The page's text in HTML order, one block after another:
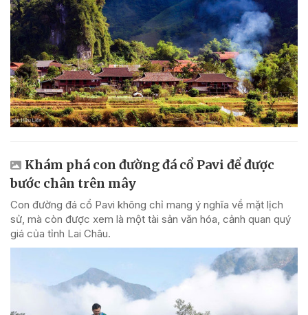
Khám phá con đường đá cổ Pavi để được
bước chân trên mây
Con đường đá cổ Pavi không chỉ mang ý nghĩa về mặt lịch
sử, mà còn được xem là một tài sản văn hóa, cảnh quan quý
giá của tỉnh Lai Châu.